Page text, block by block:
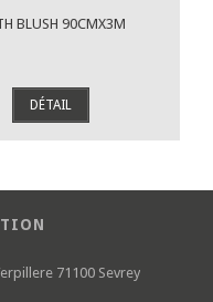
BLUSH 90CMX3M
DÉTAIL
71100 Sevrey